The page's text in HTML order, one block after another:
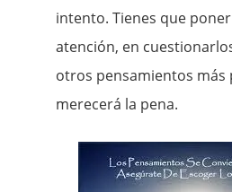
intento. Tienes que
atención, en
otros pensamientos más
merecerá la pena.